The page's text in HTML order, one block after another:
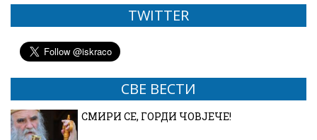
TWITTER
СВЕ ВЕСТИ
СМИРИ СЕ, ГОРДИ ЧОВЈЕЧЕ!